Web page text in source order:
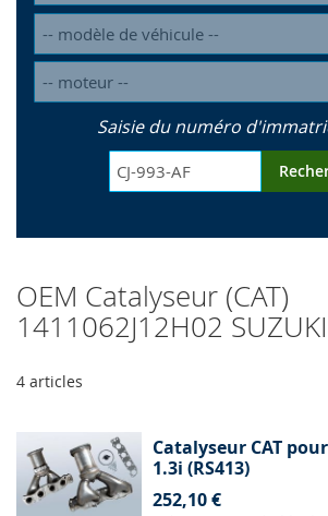
Saisie du numéro
OEM Catalyseur (CAT)
1411062J12H02 SUZUKI
4 articles
Catalyseur CAT
1.3i (RS413)
252,10 €